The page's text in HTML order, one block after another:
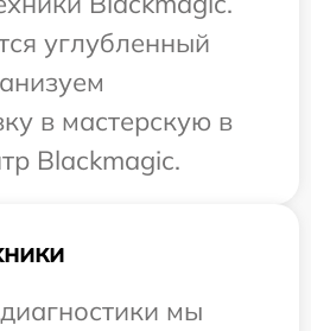
углубленный
в мастерскую в
Blackmagic.
мы